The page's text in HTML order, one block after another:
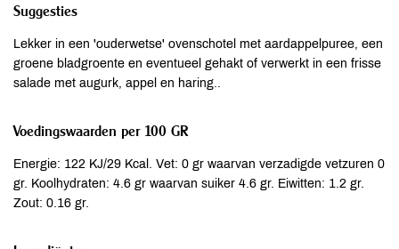
Suggesties
Lekker in een 'ouderwetse' ovenschotel met aardappelpuree, een
groene bladgroente en eventueel gehakt of verwerkt in een frisse
salade met augurk, appel en haring..
Voedingswaarden per 100 GR
Energie: 122 KJ/29 Kcal. Vet: 0 gr waarvan verzadigde vetzuren 0
gr. Koolhydraten: 4.6 gr waarvan suiker 4.6 gr. Eiwitten: 1.2 gr.
Zout: 0.16 gr.